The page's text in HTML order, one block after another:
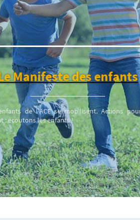
Manifeste des enfants
de l’ACE se mobilisent. Actions
: écoutons les enfants !